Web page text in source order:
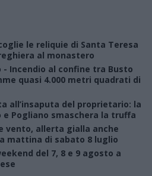
le reliquie di Santa Teresa
al monastero
- Incendio al confine tra Busto
quasi 4.000 metri quadrati di
all’insaputa del proprietario: la
e Pogliano smaschera la truffa
vento, allerta gialla anche
mattina di sabato 8 luglio
del 7, 8 e 9 agosto a